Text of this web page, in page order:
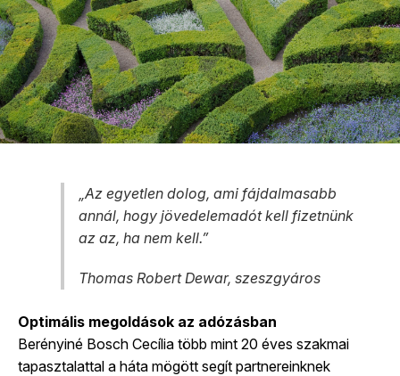
„Az egyetlen dolog, ami fájdalmasabb
annál, hogy jövedelemadót kell fizetnünk
az az, ha nem kell.”
Thomas Robert Dewar, szeszgyáros
Optimális megoldások az adózásban
Berényiné Bosch Cecília több mint 20 éves szakmai
tapasztalattal a háta mögött segít partnereinknek